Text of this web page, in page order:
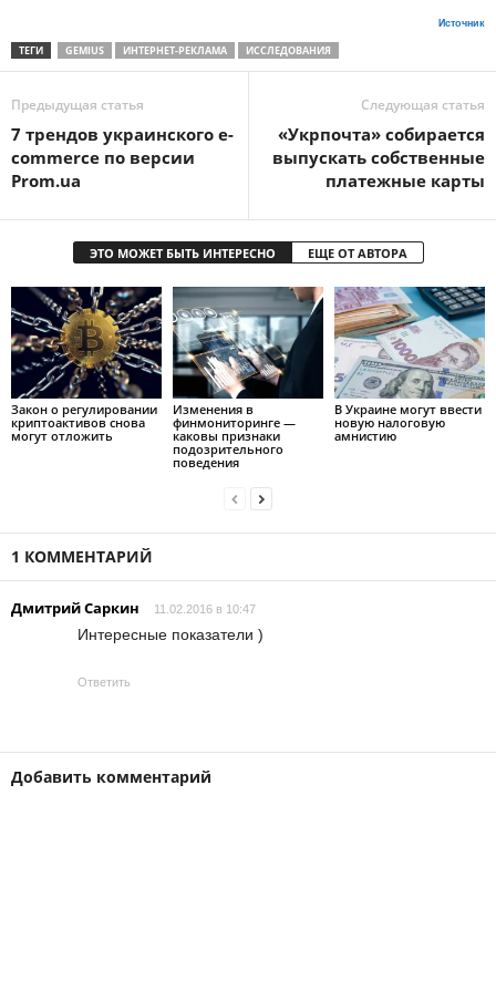
Источник
ТЕГИ GEMIUS ИНТЕРНЕТ-РЕКЛАМА ИССЛЕДОВАНИЯ
Предыдущая статья
7 трендов украинского e-
commerce по версии
Prom.ua
Следующая статья
«Укрпочта» собирается
выпускать собственные
платежные карты
ЭТО МОЖЕТ БЫТЬ ИНТЕРЕСНО ЕЩЕ ОТ АВТОРА
Закон о регулировании
криптоактивов снова
могут отложить
Изменения в
финмониторинге —
каковы признаки
подозрительного
поведения
В Украине могут ввести
новую налоговую
амнистию
1 КОММЕНТАРИЙ
Дмитрий Саркин 11.02.2016 в 10:47
Интересные показатели )
Ответить
Добавить комментарий